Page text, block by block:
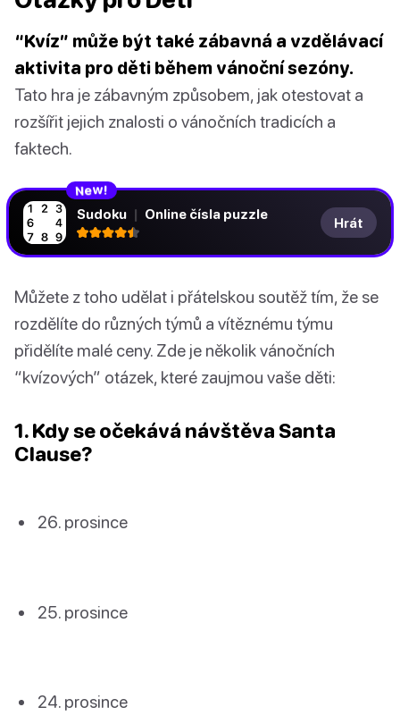
“Kvíz” může být také zábavná a vzdělávací
aktivita pro děti během vánoční sezóny.
Tato hra je zábavným způsobem, jak otestovat a
rozšířit jejich znalosti o vánočních tradicích a
faktech.
New!
Sudoku | Online čísla puzzle
Hrát
Můžete z toho udělat i přátelskou soutěž tím, že se
rozdělíte do různých týmů a vítěznému týmu
přidělíte malé ceny. Zde je několik vánočních
“kvízových” otázek, které zaujmou vaše děti:
1. Kdy se očekává návštěva Santa
Clause?
prosince
prosince
prosince